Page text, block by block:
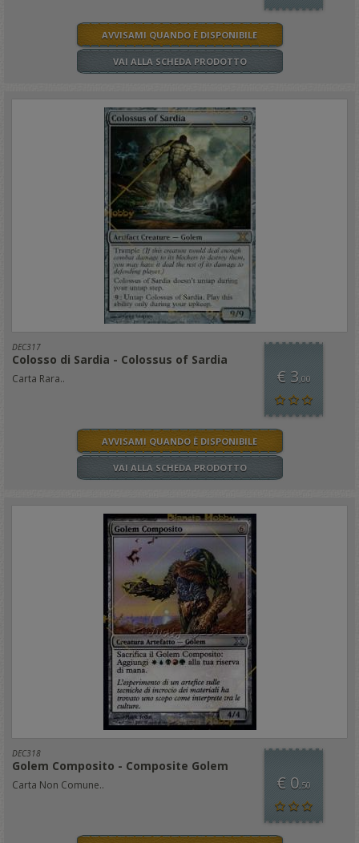
AVVISAMI QUANDO È DISPONIBILE
VAI ALLA SCHEDA PRODOTTO
DEC317
Colosso di Sardia - Colossus of Sardia
Carta Rara.. € 3,00
AVVISAMI QUANDO È DISPONIBILE
VAI ALLA SCHEDA PRODOTTO
DEC318
Golem Composito - Composite Golem
Carta Non Comune.. € 0,50